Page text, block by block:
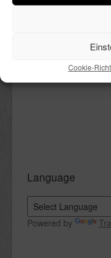
Cookie-
Language
Powered by